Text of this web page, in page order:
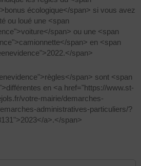
écologique</span> si vous avez
ou loué une <span
span> ou une <span
span> en <span
span>
span> sont <span
en <a href="https://www.st-
votre-mairie/demarches-
administratives-particuliers/?
a>.</span>